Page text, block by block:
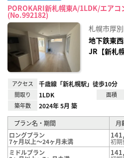
POROKARI新札幌東A/1LDK/エアコ
(No.992182)
札幌市厚
地下鉄東
JR【新札
アクセス 千歳線「新札幌駅」徒歩10分
間取り 1LDK 面積
築年数 2024年 5月 築
プラン名・期間
月
ロングプラン
7ヶ月以上～24ヶ月未満
初
ミドルプラン